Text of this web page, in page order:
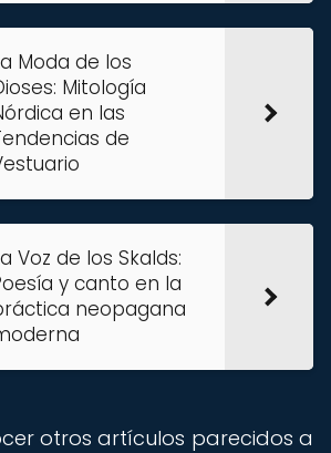
Moda de los
Mitología
en las
de
Voz de los Skalds:
y canto en la
neopagana
otros artículos parecidos a